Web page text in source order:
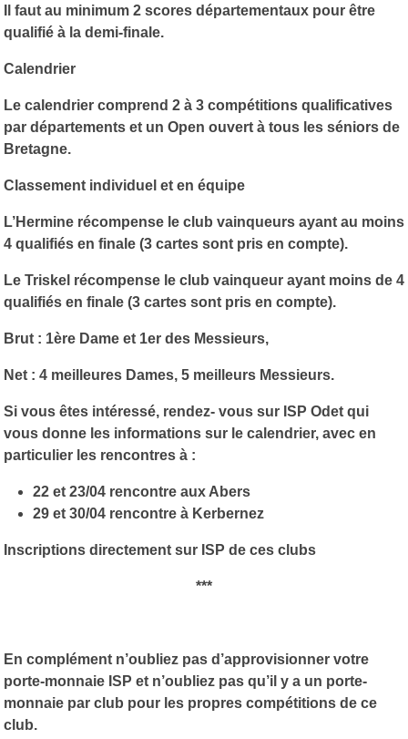
Il faut au minimum 2 scores départementaux pour être
qualifié à la demi-finale.
Calendrier
Le calendrier comprend 2 à 3 compétitions qualificatives
par départements et un Open ouvert à tous les séniors de
Bretagne.
Classement individuel et en équipe
L’Hermine récompense le club vainqueurs ayant au moins
4 qualifiés en finale (3 cartes sont pris en compte).
Le Triskel récompense le club vainqueur ayant moins de 4
qualifiés en finale (3 cartes sont pris en compte).
Brut : 1ère Dame et 1er des Messieurs,
Net : 4 meilleures Dames, 5 meilleurs Messieurs.
Si vous êtes intéressé, rendez- vous sur ISP Odet qui
vous donne les informations sur le calendrier, avec en
particulier les rencontres à :
22 et 23/04 rencontre aux Abers
29 et 30/04 rencontre à Kerbernez
Inscriptions directement sur ISP de ces clubs
***
En complément n’oubliez pas d’approvisionner votre
porte-monnaie ISP et n’oubliez pas qu’il y a un porte-
monnaie par club pour les propres compétitions de ce
club.